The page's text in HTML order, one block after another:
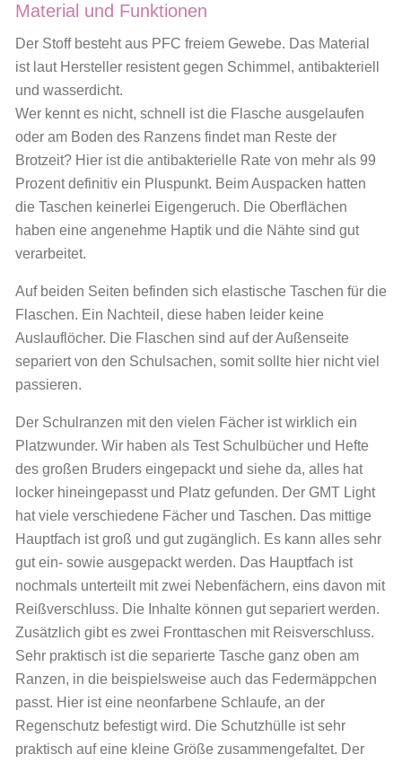
Material und Funktionen
Der Stoff besteht aus PFC freiem Gewebe. Das Material
ist laut Hersteller resistent gegen Schimmel, antibakteriell
und wasserdicht.
Wer kennt es nicht, schnell ist die Flasche ausgelaufen
oder am Boden des Ranzens findet man Reste der
Brotzeit? Hier ist die antibakterielle Rate von mehr als 99
Prozent definitiv ein Pluspunkt. Beim Auspacken hatten
die Taschen keinerlei Eigengeruch. Die Oberflächen
haben eine angenehme Haptik und die Nähte sind gut
verarbeitet.
Auf beiden Seiten befinden sich elastische Taschen für die
Flaschen. Ein Nachteil, diese haben leider keine
Auslauflöcher. Die Flaschen sind auf der Außenseite
separiert von den Schulsachen, somit sollte hier nicht viel
passieren.
Der Schulranzen mit den vielen Fächer ist wirklich ein
Platzwunder. Wir haben als Test Schulbücher und Hefte
des großen Bruders eingepackt und siehe da, alles hat
locker hineingepasst und Platz gefunden. Der GMT Light
hat viele verschiedene Fächer und Taschen. Das mittige
Hauptfach ist groß und gut zugänglich. Es kann alles sehr
gut ein- sowie ausgepackt werden. Das Hauptfach ist
nochmals unterteilt mit zwei Nebenfächern, eins davon mit
Reißverschluss. Die Inhalte können gut separiert werden.
Zusätzlich gibt es zwei Fronttaschen mit Reisverschluss.
Sehr praktisch ist die separierte Tasche ganz oben am
Ranzen, in die beispielsweise auch das Federmäppchen
passt. Hier ist eine neonfarbene Schlaufe, an der
Regenschutz befestigt wird. Die Schutzhülle ist sehr
praktisch auf eine kleine Größe zusammengefaltet. Der